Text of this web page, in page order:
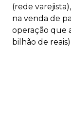
(rede
na venda de
operação que
bilhão de